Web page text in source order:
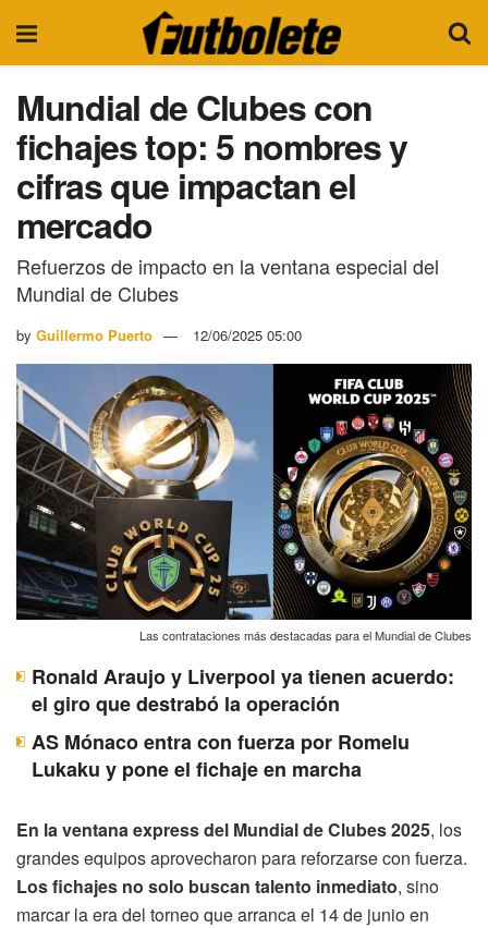
Mundial de Clubes con
fichajes top: 5 nombres y
cifras que impactan el
mercado
Refuerzos de impacto en la ventana especial del
Mundial de Clubes
by Guillermo Puerto 12/06/2025 05:00
Las contrataciones más destacadas para el Mundial de Clubes
Ronald Araujo y Liverpool ya tienen acuerdo:
el giro que destrabó la operación
AS Mónaco entra con fuerza por Romelu
Lukaku y pone el fichaje en marcha
En la ventana express del Mundial de Clubes 2025, los
grandes equipos aprovecharon para reforzarse con fuerza.
Los fichajes no solo buscan talento inmediato, sino
marcar la era del torneo que arranca el 14 de junio en